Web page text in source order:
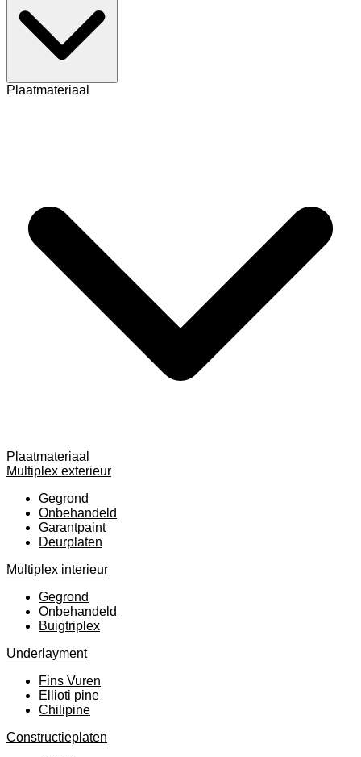
Plaatmateriaal
Plaatmateriaal
Multiplex exterieur
Gegrond
Onbehandeld
Garantpaint
Deurplaten
Multiplex interieur
Gegrond
Onbehandeld
Buigtriplex
Underlayment
Fins Vuren
Ellioti pine
Chilipine
Constructieplaten